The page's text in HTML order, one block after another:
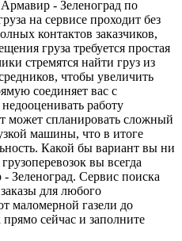
- Зеленоград по
на сервисе проходит без
контактов заказчиков,
груза требуется простая
стремятся найти груз из
чтобы увеличить
соединяет вас с
работу
может спланировать сложный
машины, что в итоге
Какой бы вариант вы ни
вы всегда
Зеленоград. Сервис поиска
для любого
маломерной газели до
сейчас и заполните